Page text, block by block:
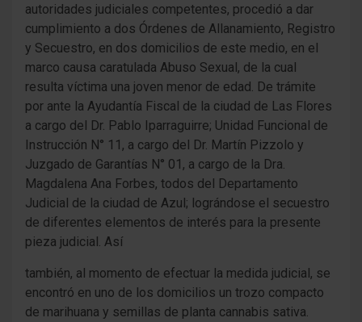
autoridades judiciales competentes, procedió a dar
cumplimiento a dos Órdenes de Allanamiento, Registro
y Secuestro, en dos domicilios de este medio, en el
marco causa caratulada Abuso Sexual, de la cual
resulta víctima una joven menor de edad. De trámite
por ante la Ayudantía Fiscal de la ciudad de Las Flores
a cargo del Dr. Pablo Iparraguirre; Unidad Funcional de
Instrucción N° 11, a cargo del Dr. Martín Pizzolo y
Juzgado de Garantías N° 01, a cargo de la Dra.
Magdalena Ana Forbes, todos del Departamento
Judicial de la ciudad de Azul; lográndose el secuestro
de diferentes elementos de interés para la presente
pieza judicial. Así
también, al momento de efectuar la medida judicial, se
encontró en uno de los domicilios un trozo compacto
de marihuana y semillas de planta cannabis sativa.